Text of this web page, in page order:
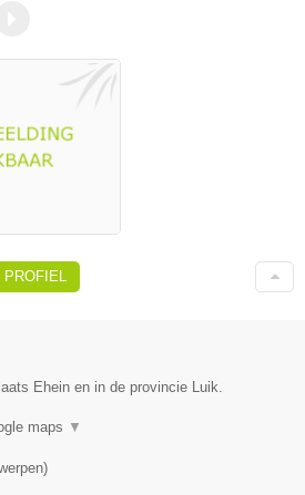
Ehein en in de provincie Luik.
maps ▼
)